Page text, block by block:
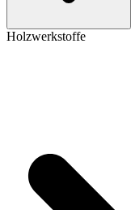
Holzwerkstoffe